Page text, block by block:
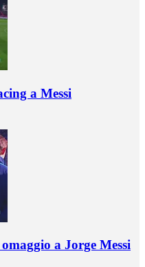
a Messi
a Jorge Messi